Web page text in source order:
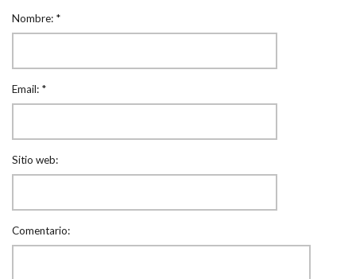
Nombre: *
Email: *
Sitio web:
Comentario: